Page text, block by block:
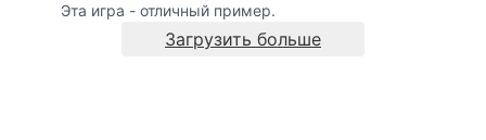
Эта игра - отличный пример.
Загрузить больше